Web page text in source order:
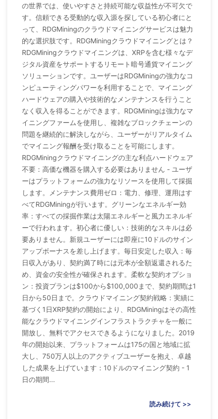
の世界では、使いやすさと持続可能な収益性が不可欠で
す。信頼できる受動的な収入源を探している初心者にと
って、RDGMiningのクラウドマイニングサービスは魅力
的な選択肢です。RDGMiningクラウドマイニングとは？
RDGMiningクラウドマイニングは、XRPを含む様々なデ
ジタル資産をサポートするリモート暗号通貨マイニング
ソリューションです。ユーザーはRDGMiningの強力なコ
ンピューティングパワーを利用することで、マイニング
ハードウェアの購入や技術的なメンテナンスを行うこと
なく収入を得ることができます。RDGMiningは強力なマ
イニングファームを使用し、複雑なブロックチェーンの
問題を継続的に解決しながら、ユーザーがリアルタイム
でマイニング報酬を受け取ることを可能にします。
RDGMiningクラウドマイニングの主な利点ハードウェア
不要：高価な機器を購入する必要はありません - ユーザ
ーはプラットフォームの強力なリソースを使用して採掘
します。メンテナンス費用ゼロ：電力、修理、運用はす
べてRDGMiningが行います。グリーンなエネルギー効
率：すべての採掘作業は太陽エネルギーと風力エネルギ
ーで行われます。初心者に優しい：技術的なスキルは必
要ありません。新規ユーザーには即座に10ドルのサイン
アップボーナスを差し上げます。毎日安定した収入：毎
日収入があり、契約満了時には元本が全額返還されるた
め、資金の安全性が確保されます。柔軟な契約オプショ
ン：投資プランは$100から$100,000まで、契約期間は1
日から50日まで。クラウドマイニング契約戦略：実績に
基づく1日XRP契約の開始により、RDGMiningはその高性
能なクラウドマイニングインフラストラクチャを一般に
開放し、無料でアクセスできるようになりました。2019
年の開始以来、プラットフォームは175の国と地域に拡
大し、750万人以上のアクティブユーザーを抱え、卓越
した成果を上げています：10ドルのマイニング契約 - 1
日の期間...
読み続けて >>